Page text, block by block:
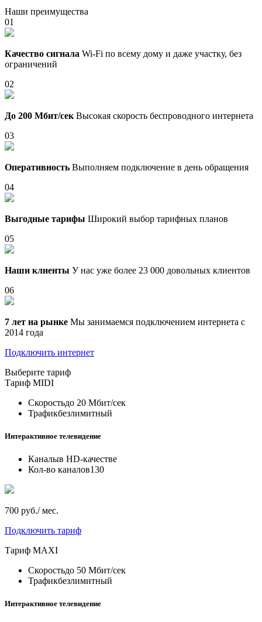
Наши преимущества
01
Качество сигнала Wi-Fi по всему дому и даже участку, без
ограничений
02
До 200 Мбит/сек Высокая скорость беспроводного интернета
03
Оперативность Выполняем подключение в день обращения
04
Выгодные тарифы Широкий выбор тарифных планов
05
Наши клиенты У нас уже более 23 000 довольных клиентов
06
7 лет на рынке Мы занимаемся подключением интернета с
2014 года
Подключить интернет
Выберите тариф
Тариф MIDI
Скоростьдо 20 Мбит/сек
Трафикбезлимитный
Интерактивное телевидение
Каналыв HD-качестве
Кол-во каналов130
700 руб./ мес.
Подключить тариф
Тариф MAXI
Скоростьдо 50 Мбит/сек
Трафикбезлимитный
Интерактивное телевидение